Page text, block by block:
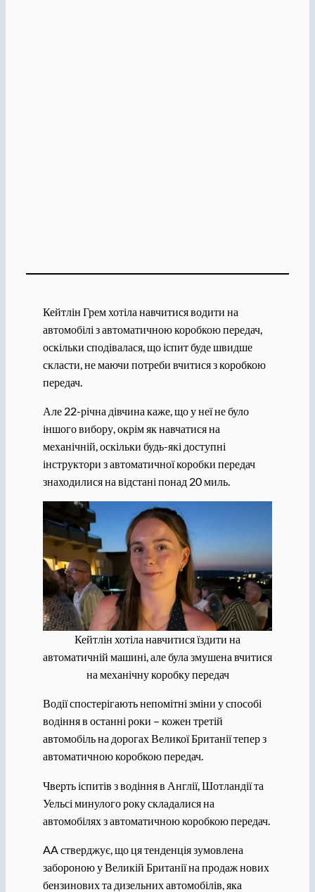
Кейтлін Грем хотіла навчитися водити на
автомобілі з автоматичною коробкою передач,
оскільки сподівалася, що іспит буде швидше
скласти, не маючи потреби вчитися з коробкою
передач.
Але 22-річна дівчина каже, що у неї не було
іншого вибору, окрім як навчатися на
механічній, оскільки будь-які доступні
інструктори з автоматичної коробки передач
знаходилися на відстані понад 20 миль.
Кейтлін хотіла навчитися їздити на
автоматичній машині, але була змушена вчитися
на механічну коробку передач
Водії спостерігають непомітні зміни у способі
водіння в останні роки – кожен третій
автомобіль на дорогах Великої Британії тепер з
автоматичною коробкою передач.
Чверть іспитів з водіння в Англії, Шотландії та
Уельсі минулого року складалися на
автомобілях з автоматичною коробкою передач.
AA стверджує, що ця тенденція зумовлена ​​
забороною у Великій Британії на продаж нових
бензинових та дизельних автомобілів, яка